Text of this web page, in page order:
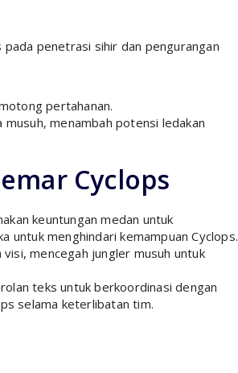
penetrasi sihir dan pengurangan
pertahanan.
menambah potensi ledakan
Cyclops
keuntungan medan untuk
untuk menghindari kemampuan Cyclops.
mencegah jungler musuh untuk
teks untuk berkoordinasi dengan
selama keterlibatan tim.